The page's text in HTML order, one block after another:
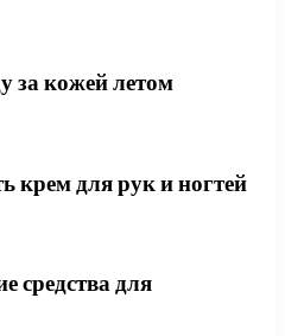
за кожей летом
крем для рук и ногтей
средства для